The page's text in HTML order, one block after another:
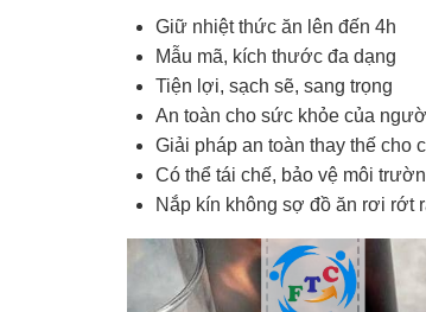
Giữ nhiệt thức ăn lên đến 4h
Mẫu mã, kích thước đa dạng
Tiện lợi, sạch sẽ, sang trọng
An toàn cho sức khỏe của
Giải pháp an toàn thay thế cho
Có thể tái chế, bảo vệ môi
Nắp kín không sợ đồ ăn rơi rớt